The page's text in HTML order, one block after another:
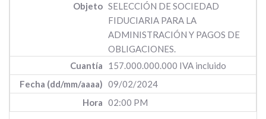
SELECCIÓN DE SOCIEDAD
FIDUCIARIA PARA LA
ADMINISTRACIÓN Y PAGOS DE
OBLIGACIONES.
157.000.000.000 IVA incluido
09/02/2024
02:00 PM